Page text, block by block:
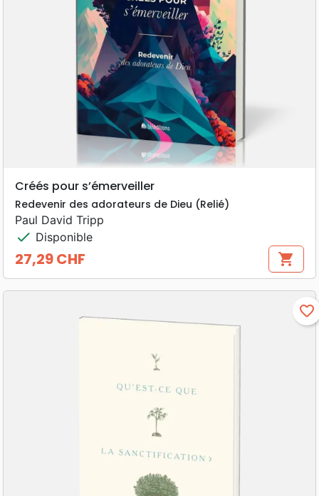
Créés pour s’émerveiller
Redevenir des adorateurs de Dieu (Relié)
Paul David Tripp
check Disponible
Prix
27,29 CHF shopping_cart
favorite_border